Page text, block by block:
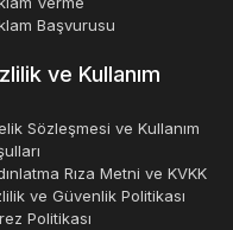
Başvurusu
ve Kullanım
Sözleşmesi ve Kullanım
Rıza Metni ve KVKK
ve Güvenlik Politikası
Politikası